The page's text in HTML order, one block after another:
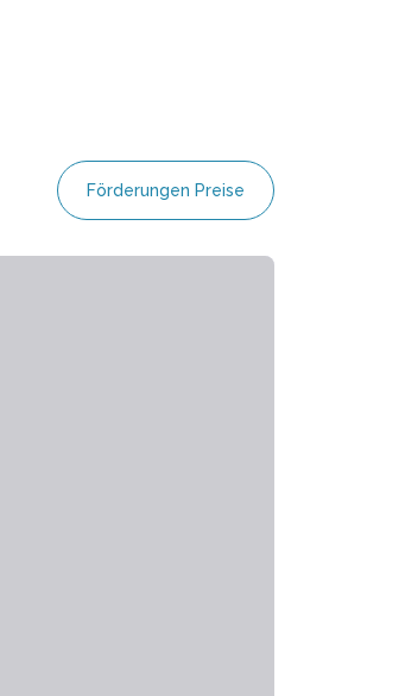
Förderungen Preise